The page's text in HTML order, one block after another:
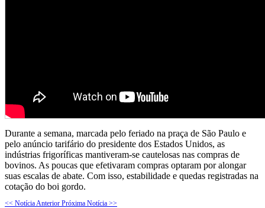
Durante a semana, marcada pelo feriado na praça de São Paulo e
pelo anúncio tarifário do presidente dos Estados Unidos, as
indústrias frigoríficas mantiveram-se cautelosas nas compras de
bovinos. As poucas que efetivaram compras optaram por alongar
suas escalas de abate. Com isso, estabilidade e quedas registradas na
cotação do boi gordo.
<< Notícia Anterior Próxima Notícia >>